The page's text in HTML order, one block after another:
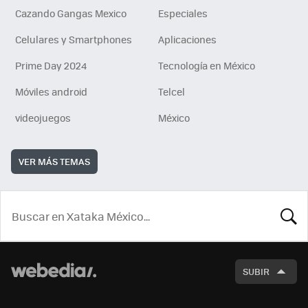
Cazando Gangas Mexico
Especiales
Celulares y Smartphones
Aplicaciones
Prime Day 2024
Tecnología en México
Móviles android
Telcel
videojuegos
México
VER MÁS TEMAS
SUBIR